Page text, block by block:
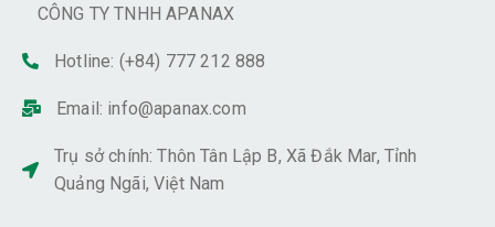
CÔNG TY TNHH APANAX
Hotline: (+84) 777 212 888
Email: info@apanax.com
Trụ sở chính: Thôn Tân Lập B, Xã Đắk Mar, Tỉnh
Quảng Ngãi, Việt Nam